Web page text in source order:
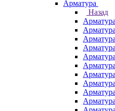
Арматура
Назад
Арматура